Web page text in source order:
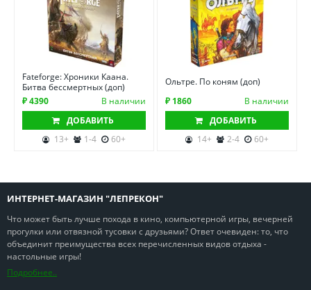
Fateforge: Хроники Каана.
Битва бессмертных (доп)
₽ 4390
В наличии
ДОБАВИТЬ
13+
1-4 60+
Ольтре. По коням (доп)
₽ 1860
В наличии
ДОБАВИТЬ
14+
2-4 60+
ИНТЕРНЕТ-МАГАЗИН "ЛЕПРЕКОН"
Что может быть лучше похода в кино, компьютерной игры, вечерней
прогулки или отвязной тусовки с друзьями? Ответ очевиден: то, что
объединит преимущества всех перечисленных видов отдыха -
настольные игры!
Подробнее..